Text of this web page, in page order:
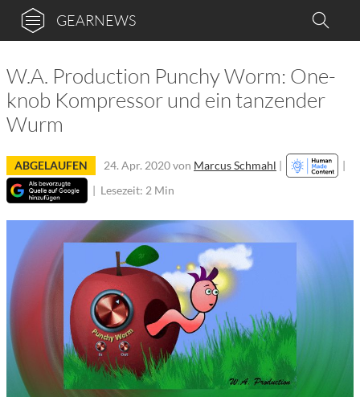
GEARNEWS
W.A. Production Punchy Worm: One-
knob Kompressor und ein tanzender
Wurm
ABGELAUFEN 24. Apr. 2020von Marcus Schmahl |
|
| Lesezeit: 2 Min